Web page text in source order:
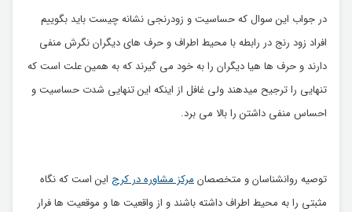
در جواب این سوال که حساسیت و زودرنجی نشانه چیست باید بگوییم
افراد زود رنج در رابطه با محیط اطراف و حرف های دیگران نگرش منفی
دارند و حرف ها هیا دیگران را به خود می گیرند که به همین علت است که
تنهایی را ترجیح میدهند ولی غافل از اینکه این تنهایی شدت حساسیت و
احساس منفی داشتن را بالا می برد.
توصیه روانشناسان و متخصصانمرکز مشاوره در کرج این است که نگاه
مثبتی را به محیط اطراف داشته باشند و از واقعیت ها و موقعیت ها فرار